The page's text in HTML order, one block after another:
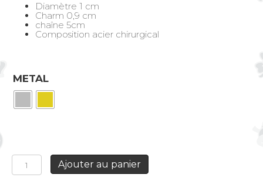
Diamètre 1 cm
Charm 0,9 cm
chaîne 5cm
Composition acier chirurgical
METAL
quantité
Créoles
Ajouter au panier